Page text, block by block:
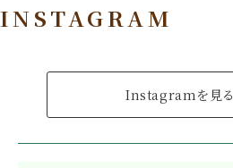
INSTAGRAM
Instagramを見る